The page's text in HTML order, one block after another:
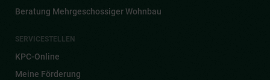
Beratung Mehrgeschossiger Wohnbau
SERVICESTELLEN
KPC-Online
Meine Förderung